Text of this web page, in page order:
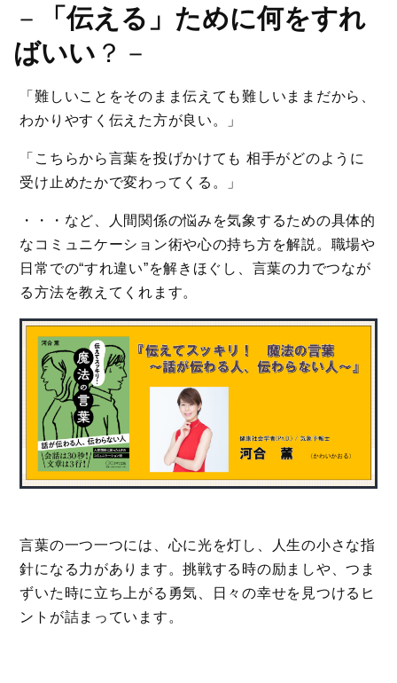
－
「伝える」ために何をすれ
ばいい ？－
「難しいことをそのまま伝えても難しいままだから、
わかりやすく伝えた方が良い。」
「こちらから言葉を投げかけても 相手がどのように
受け止めたかで変わってくる。」
・・・など、人間関係の悩みを気象するための具体的
なコミュニケーション術や心の持ち方を解説。職場や
日常での“すれ違い”を解きほぐし、言葉の力でつなが
る方法を教えてくれます。
言葉の一つ一つには、心に光を灯し、人生の小さな指
針になる力があります。挑戦する時の励ましや、つま
ずいた時に立ち上がる勇気、日々の幸せを見つけるヒ
ントが詰まっています。